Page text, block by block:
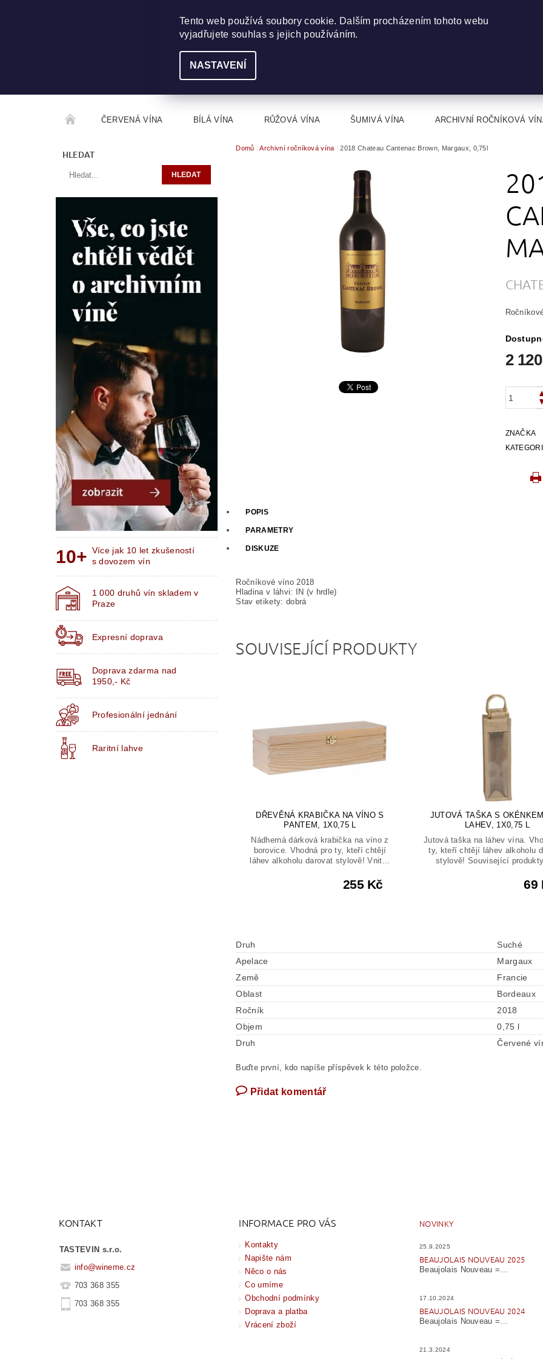
ČERVENÁ VÍNA BÍLÁ VÍNA RŮŽOVÁ VÍNA ŠUMIVÁ VÍNA ARCHIVNÍ ROČNÍKOVÁ
ROČNÍKOVÝ ALKOHOL ROZCESTNÍK VÍN
HLEDAT
Více jak 10 let zkušeností
s dovozem vín
1 000 druhů vín skladem v
Praze
Expresní doprava
Doprava zdarma nad
1950,- Kč
Profesionální jednání
Raritní lahve
Domů Archivní ročníková vína 2018 Chateau Cantenac Brown, Margaux, 0,75l
2
ZNAČKA
POPIS
PARAMETRY
DISKUZE
Ročníkové víno 2018
Hladina v láhvi: IN (v hrdle)
Stav etikety: dobrá
SOUVISEJÍCÍ PRODUKTY
DŘEVĚNÁ KRABIČKA NA VÍNO S
PANTEM, 1X0,75 L
Nádherná dárková krabička na víno z
borovice. Vhodná pro ty, kteří chtějí
láhev alkoholu darovat stylově! Vnit...
255 Kč
JUTOVÁ TAŠKA S
LAHEV, 1X0,75 L
Jutová taška na láhev vína.
ty, kteří chtějí láhev alkoholu
stylově! Související
69
Druh
Suché
Apelace
Margaux
Země
Francie
Oblast
Bordeaux
Ročník
2018
Objem
0,75 l
Druh
Červené
Buďte první, kdo napíše příspěvek k této položce.
Přidat komentář
KONTAKT
TASTEVIN s.r.o.
info@wineme.cz
703 368 355
703 368 355
INFORMACE PRO VÁS
Kontakty
Napište nám
Něco o nás
Co umíme
Obchodní podmínky
Doprava a platba
Vrácení zboží
NOVINKY
25.9.2025
BEAUJOLAIS NOUVEAU 2025
Beaujolais Nouveau =...
17.10.2024
BEAUJOLAIS NOUVEAU 2024
Beaujolais Nouveau =...
21.3.2024
Tento web používá soubory cookie. Dalším procházením tohoto webu
vyjadřujete souhlas s jejich používáním.
NASTAVENÍ